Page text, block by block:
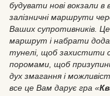
будувати нові вокзали в
залізничні маршрути
Ваших супротивників.
маршрут і набрати
тунелі, щоб захистити
поромами, щоб
дух змагання і
все це Вам дарує гра «